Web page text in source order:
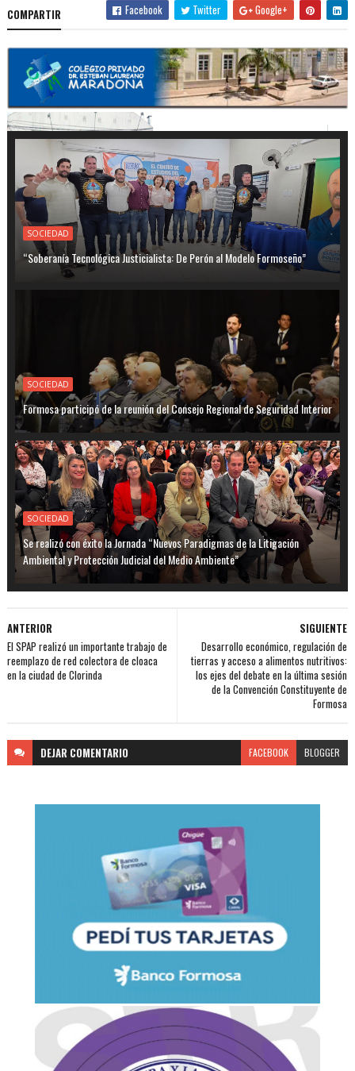
COMPARTIR Facebook Twitter Google+
SOCIEDAD
“Soberanía Tecnológica Justicialista: De Perón al Modelo Formoseño”
SOCIEDAD
Formosa participó de la reunión del Consejo Regional de Seguridad Interior
SOCIEDAD
Se realizó con éxito la Jornada “Nuevos Paradigmas de la Litigación
Ambiental y Protección Judicial del Medio Ambiente”
SIGUIENTE
Desarrollo económico, regulación de
tierras y acceso a alimentos nutritivos:
los ejes del debate en la última sesión
de la Convención Constituyente de
Formosa
ANTERIOR
El SPAP realizó un importante trabajo de
reemplazo de red colectora de cloaca
en la ciudad de Clorinda
DEJAR COMENTARIO FACEBOOK BLOGGER